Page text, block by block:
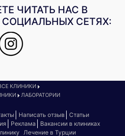
ЧИТАТЬ НАС В
СЕТЯХ:
КЛИНИКИ
ЛАБОРАТОРИИ
Написать отзыв
Статьи
Реклама
Вакансии в клиниках
Лечение в Турции